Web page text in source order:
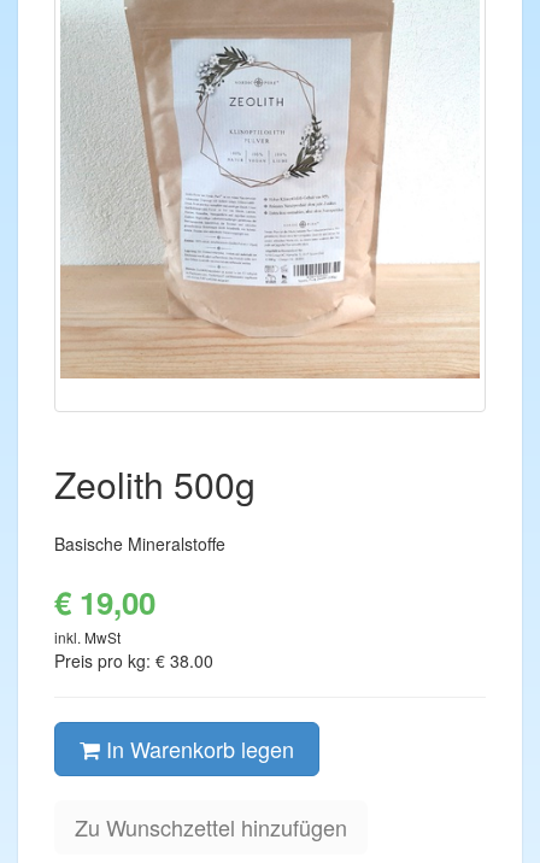
Zeolith 500g
Basische Mineralstoffe
€ 19,00
inkl. MwSt
Preis pro kg: € 38.00
In Warenkorb legen
Zu Wunschzettel hinzufügen